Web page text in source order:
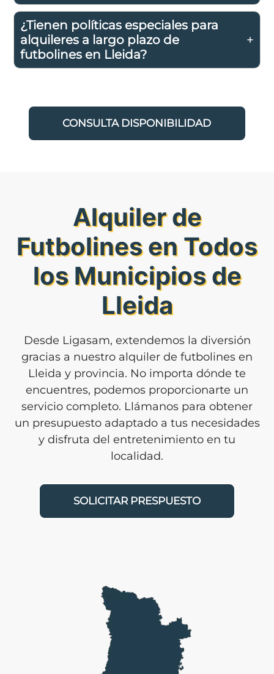
¿Tienen políticas especiales para
alquileres a largo plazo de
futbolines en Lleida?
CONSULTA DISPONIBILIDAD
Alquiler de
Futbolines en Todos
los Municipios de
Lleida
Desde Ligasam, extendemos la diversión
gracias a nuestro alquiler de futbolines en
Lleida y provincia. No importa dónde te
encuentres, podemos proporcionarte un
servicio completo. Llámanos para obtener
un presupuesto adaptado a tus necesidades
y disfruta del entretenimiento en tu
localidad.
SOLICITAR PRESPUESTO